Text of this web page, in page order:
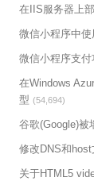
在IIS服务器上
微信小程序中
微信小程序支
在Windows
型 (54,694)
谷歌(Google)被
修改DNS和
关于HTML5